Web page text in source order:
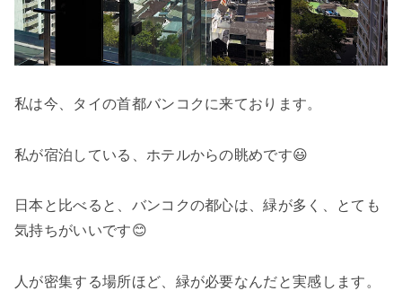
私は今、タイの首都バンコクに来ております。
私が宿泊している、ホテルからの眺めです😃
日本と比べると、バンコクの都心は、緑が多く、とても
気持ちがいいです😊
人が密集する場所ほど、緑が必要なんだと実感します。